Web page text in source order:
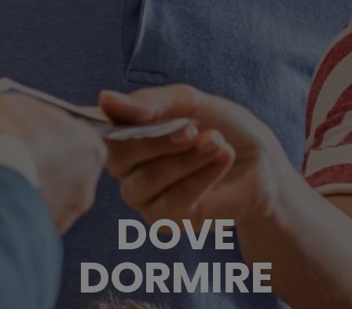
DOVE
DORMIRE